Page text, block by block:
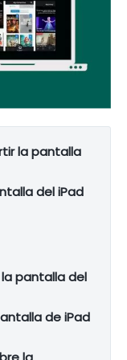
la pantalla
del iPad
pantalla del
de iPad